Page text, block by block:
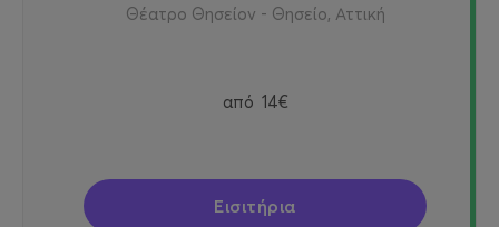
Θέατρο Θησείον - Θησείο, Αττική
από 14€
Εισιτήρια